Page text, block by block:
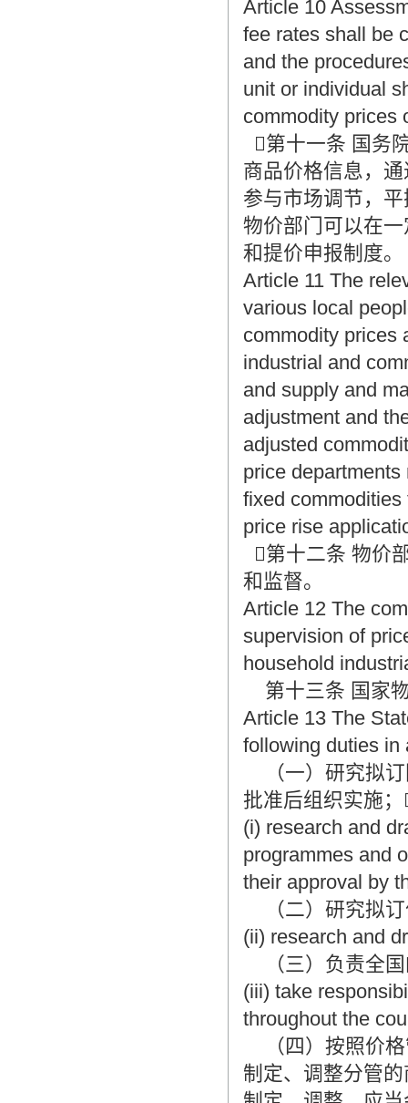
Article 10
fee rates shall be
and the
unit or individual
commodity prices
第十一条 国务
商品价格信息，
参与市场调节，
物价部门可以在
和提价申报制度。
Article 11 The
various local
commodity prices
industrial and
and supply and
adjustment and
adjusted
price
fixed
price rise
第十二条 物价
和监督。
Article 12 The
supervision of
household
第十三条 国家
Article 13 The
following duties in
（一）研究拟订
批准后组织实施
(i) research and
programmes and
their approval by
（二）研究拟订
(ii) research and
（三）负责全国
(iii) take
throughout the
（四）按照价格
制定、调整分管